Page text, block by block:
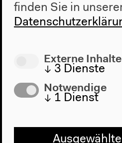
Architektur
Geschichte
Anfahrt
Webshop
finden Sie in
Externe Inhalte
↓ 3 Dienste
Notwendige
↓ 1 Dienst